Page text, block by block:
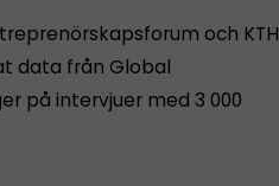
och KTH
data från Global
på intervjuer med 3 000